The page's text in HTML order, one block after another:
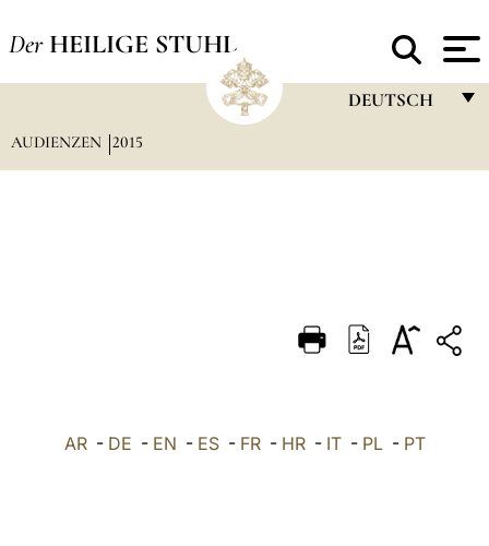
Der HEILIGE STUHL
DEUTSCH
DEUTSCH
العربيّة
AUDIENZEN 2015
AR- DE - EN - ES- FR- HR- IT- PL- PT